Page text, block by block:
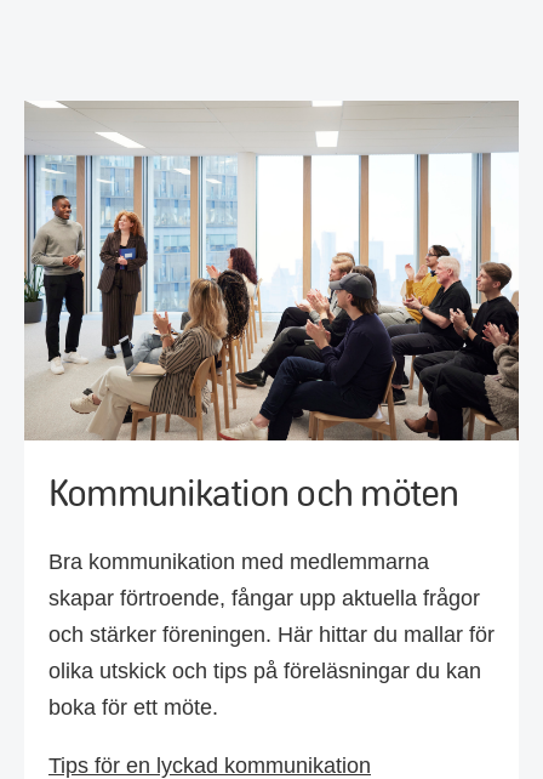
Kommunikation och möten
Bra kommunikation med medlemmarna
skapar förtroende, fångar upp aktuella frågor
och stärker föreningen. Här hittar du mallar för
olika utskick och tips på föreläsningar du kan
boka för ett möte.
Tips för en lyckad kommunikation